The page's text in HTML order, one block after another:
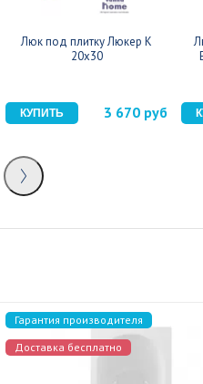
Люк под плитку Люкер К
20x30
3 670 руб
Гарантия производителя
Доставка бесплатно